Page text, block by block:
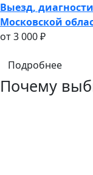
Выезд,
Московской
oт 3 000 ₽
Подробнее
Почему